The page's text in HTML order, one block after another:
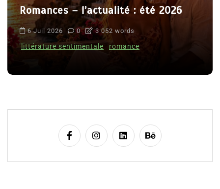
Romances – l’actualité : été 2026
6 Juil 2026 0 3 052 words
littérature sentimentale romance